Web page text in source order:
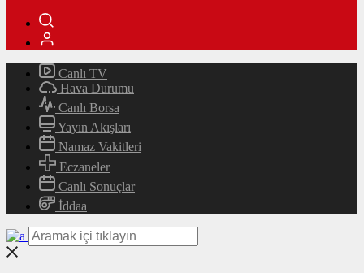
Canlı TV
Hava Durumu
Canlı Borsa
Yayın Akışları
Namaz Vakitleri
Eczaneler
Canlı Sonuçlar
İddaa